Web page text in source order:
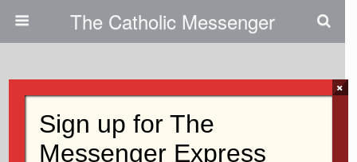
The Catholic Messenger
El Rastro De Un Santo En
Sierras Gordas
×